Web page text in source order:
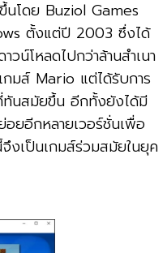
โดย Buziol Games
ตั้งแต่ปี 2003 ซึ่งได้
น์โหลดไปกว่าล้านสำเนา
กมส์ Mario แต่ได้รับการ
ทันสมัยขึ้น อีกทั้งยังได้มี
อยอีกหลายเวอร์ชั่นเพื่อ
งเป็นเกมส์ร่วมสมัยในยุค